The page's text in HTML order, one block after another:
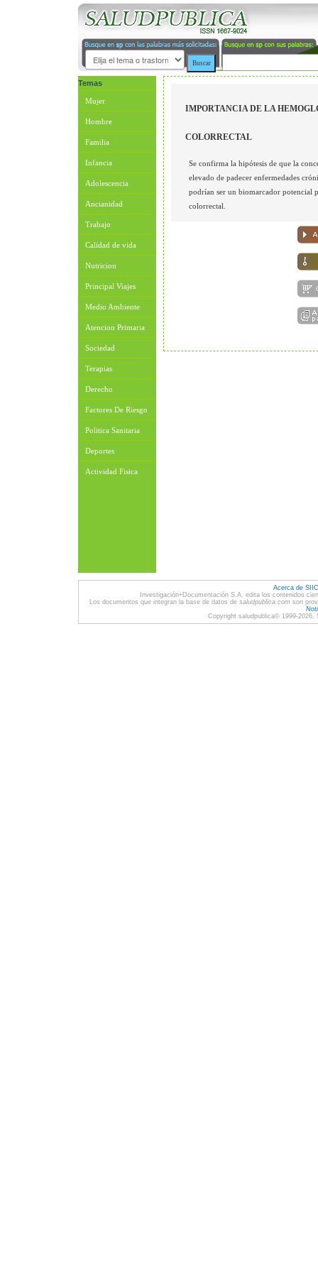
Temas
Mujer
Hombre
Familia
Infancia
Adolescencia
Ancianidad
Trabajo
Calidad de vida
Nutricion
Principal Viajes
Medio Ambiente
Atencion Primaria
Sociedad
Terapias
Derecho
Factores De Riesgo
Politica Sanitaria
Deportes
Actividad Fisica
IMPORTANCIA DE LA
COLORRECTAL
Se confirma la hipótesis de que la
elevado de padecer enfermedades
podrían ser un biomarcador potencial
colorrectal.
Acerca de
Investigación+Documentación S.A. edita los contenidos
Los documentos que integran la base de datos de saludpublica.com son
Copyright saludpublica© 1999-